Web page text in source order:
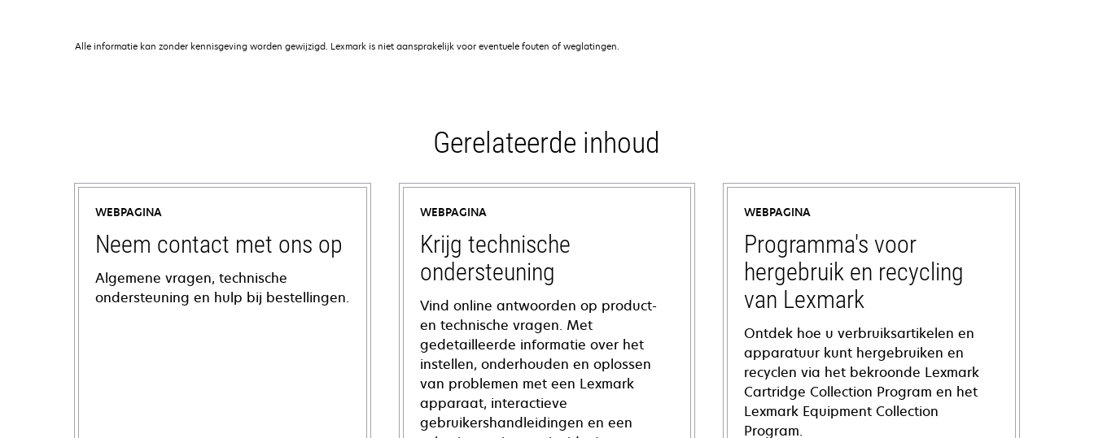
Alle informatie kan zonder kennisgeving worden gewijzigd. Lexmark is niet aansprakelijk voor eventuele fouten of weglatingen.
Gerelateerde inhoud
WEBPAGINA
Neem contact met ons op
Algemene vragen, technische
ondersteuning en hulp bij bestellingen.
WEBPAGINA
Krijg technische
ondersteuning
Vind online antwoorden op product-
en technische vragen. Met
gedetailleerde informatie over het
instellen, onderhouden en oplossen
van problemen met een Lexmark
apparaat, interactieve
gebruikershandleidingen en een
WEBPAGINA
Programma's voor
hergebruik en recycling
van Lexmark
Ontdek hoe u verbruiksartikelen en
apparatuur kunt hergebruiken en
recyclen via het bekroonde Lexmark
Cartridge Collection Program en het
Lexmark Equipment Collection
Program.